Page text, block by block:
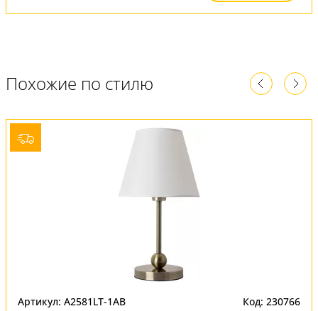
Похожие по стилю
Артикул: A2581LT-1AB Код: 230766